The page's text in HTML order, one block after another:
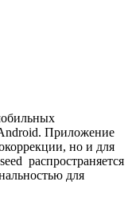
Приложение
но и для
распространяется
для